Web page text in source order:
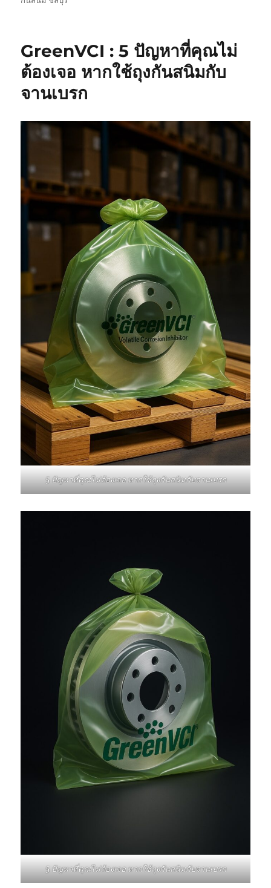
GreenVCI : 5 ปัญหาที่คุณไม่
ต้องเจอ หากใช้ถุงกันสนิมกับ
จานเบรก
5 ปัญหาที่คุณไม่ต้องเจอ หากใช้ถุงกันสนิมกับจานเบรก
5 ปัญหาที่คุณไม่ต้องเจอ หากใช้ถุงกันสนิมกับจานเบรก